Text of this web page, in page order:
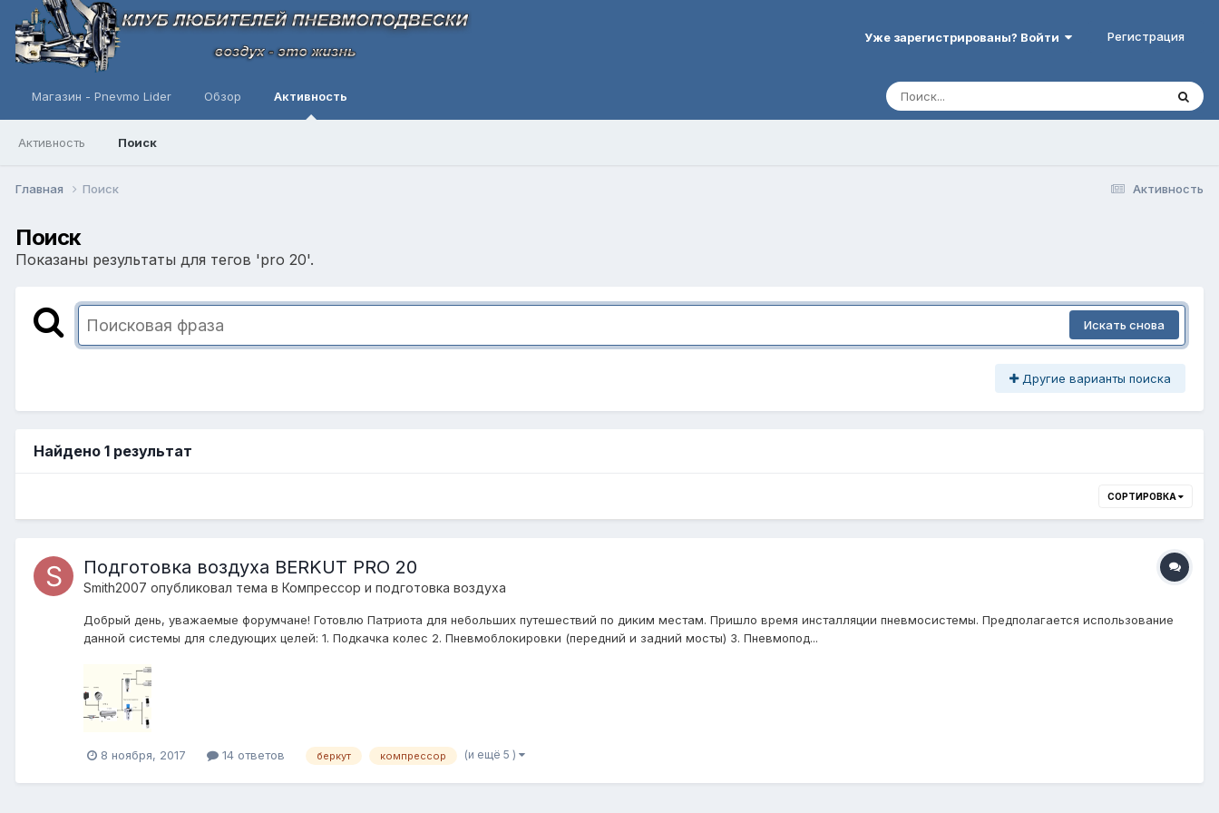
Уже зарегистрированы? Войти Регистрация
Магазин - Pnevmo Lider Обзор Активность
Активность Поиск
Активность
Главная Поиск
Поиск
Показаны результаты для тегов 'pro 20'.
Искать снова
Другие варианты поиска
Найдено 1 результат
СОРТИРОВКА
Подготовка воздуха BERKUT PRO 20
Smith2007 опубликовал тема в Компресcор и подготовка воздуха
Добрый день, уважаемые форумчане! Готовлю Патриота для небольших путешествий по диким местам. Пришло время инсталляции пневмосистемы. Предполагается использование
данной системы для следующих целей: 1. Подкачка колес 2. Пневмоблокировки (передний и задний мосты) 3. Пневмопод...
8 ноября, 2017 14 ответов беркут компрессор (и ещё 5 )